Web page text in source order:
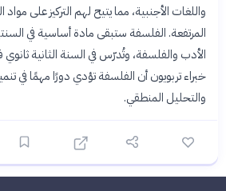
واللغات الأجنبية، مما يتيح لهم التركيز على
المرتفعة. الفلسفة ستبقى مادة أساسية في
الأدب والفلسفة، وتُدرّس في السنة الثانية
خبراء تربويون أن الفلسفة تؤدي دورًا مهمًا في
والتحليل المنطقي.